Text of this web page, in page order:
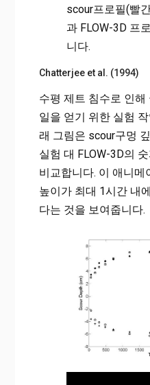
scour프로필(빨
과 FLOW-3D 프
니다.
Chatterjee et al. (1994)
수평 제트 침수로 인
일을 얻기 위한 실험
래 그림은 scour구멍
실험 대 FLOW-3D의
비교합니다. 이 애니
높이가 최대 1시간 내
다는 것을 보여줍니다.